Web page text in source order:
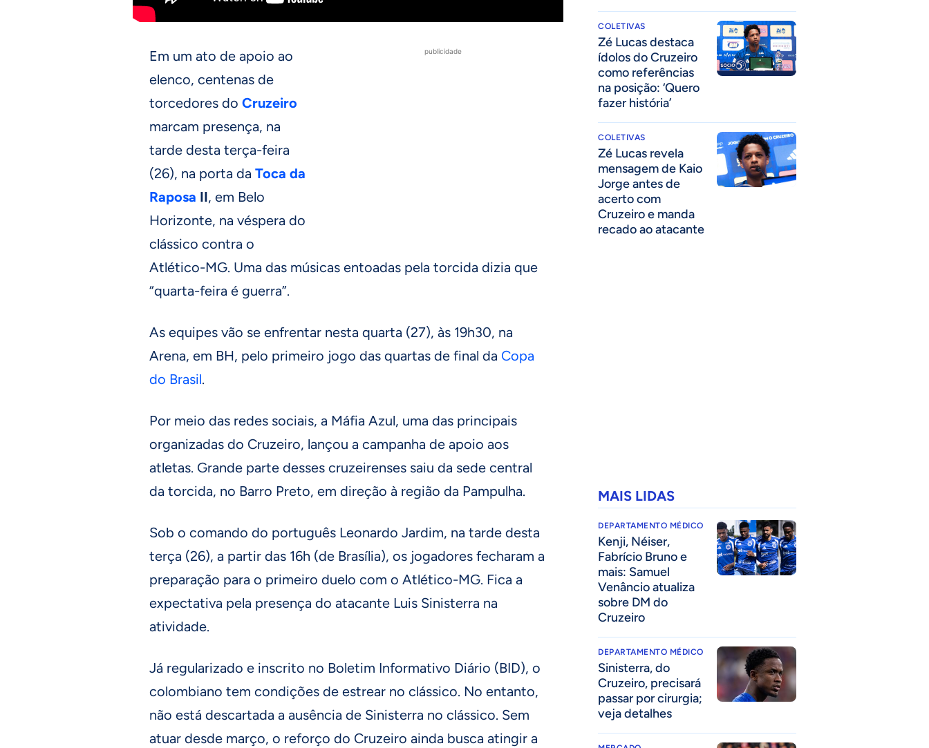
publicidade
Em um ato de apoio ao
elenco, centenas de
torcedores do Cruzeiro
marcam presença, na
tarde desta terça-feira
(26), na porta da Toca da
Raposa II, em Belo
Horizonte, na véspera do
clássico contra o
Atlético-MG. Uma das músicas entoadas pela torcida dizia que
“quarta-feira é guerra”.
As equipes vão se enfrentar nesta quarta (27), às 19h30, na
Arena, em BH, pelo primeiro jogo das quartas de final da Copa
do Brasil.
Por meio das redes sociais, a Máfia Azul, uma das principais
organizadas do Cruzeiro, lançou a campanha de apoio aos
atletas. Grande parte desses cruzeirenses saiu da sede central
da torcida, no Barro Preto, em direção à região da Pampulha.
Sob o comando do português Leonardo Jardim, na tarde desta
terça (26), a partir das 16h (de Brasília), os jogadores fecharam a
preparação para o primeiro duelo com o Atlético-MG. Fica a
expectativa pela presença do atacante Luis Sinisterra na
atividade.
Já regularizado e inscrito no Boletim Informativo Diário (BID), o
colombiano tem condições de estrear no clássico. No entanto,
não está descartada a ausência de Sinisterra no clássico. Sem
atuar desde março, o reforço do Cruzeiro ainda busca atingir a
COLETIVAS
Zé Lucas destaca
ídolos do Cruzeiro
como referências
na posição: ‘Quero
fazer história’
COLETIVAS
Zé Lucas revela
mensagem de Kaio
Jorge antes de
acerto com
Cruzeiro e manda
recado ao atacante
MAIS LIDAS
DEPARTAMENTO MÉDICO
Kenji, Néiser,
Fabrício Bruno e
mais: Samuel
Venâncio atualiza
sobre DM do
Cruzeiro
DEPARTAMENTO MÉDICO
Sinisterra, do
Cruzeiro, precisará
passar por cirurgia;
veja detalhes